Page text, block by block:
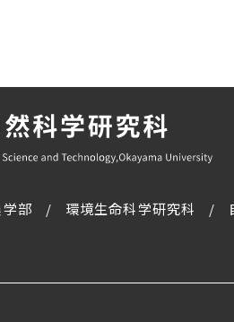
学部 環境生命科学研究科